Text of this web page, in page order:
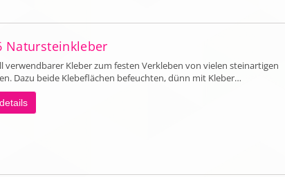
Natursteinkleber
verwendbarer Kleber zum festen Verkleben von vielen steinartigen
Dazu beide Klebeflächen befeuchten, dünn mit Kleber…